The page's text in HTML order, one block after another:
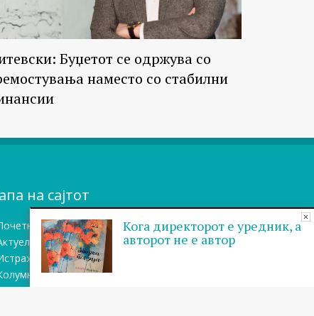
Буџетот се одржува со
наместо со стабилни
на сајтот
Кога директорот е уредник, а
авторот не е автор